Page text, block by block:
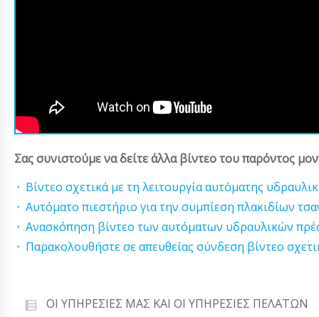
Σας συνιστούμε να δείτε άλλα βίντεο του παρόντος
Βίντεο σχετικά με τη λειτουργία αυτόματης
Αυτόματο πιεστήριο για την συμπίεση πλακιδίων
Ανασκόπηση βίντεο των αυτόματων υδραυλικών
Παρακολουθήστε σε απευθείας σύνδεση βίντεο
ΟΙ ΥΠΗΡΕΣΊΕΣ ΜΑΣ ΚΑΙ ΟΙ ΥΠΗΡΕΣΊΕΣ ΠΕΛΑΤΏΝ